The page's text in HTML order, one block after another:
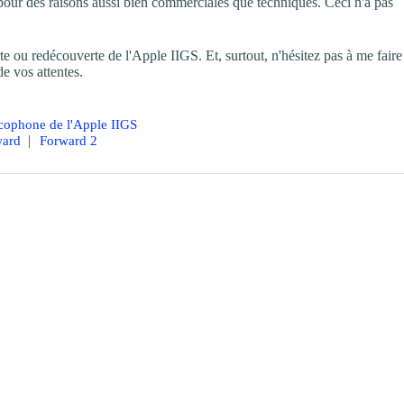
ou redécouverte de l'Apple IIGS. Et, surtout, n'hésitez pas à me faire
vos attentes.
de l'Apple IIGS
| Forward 2